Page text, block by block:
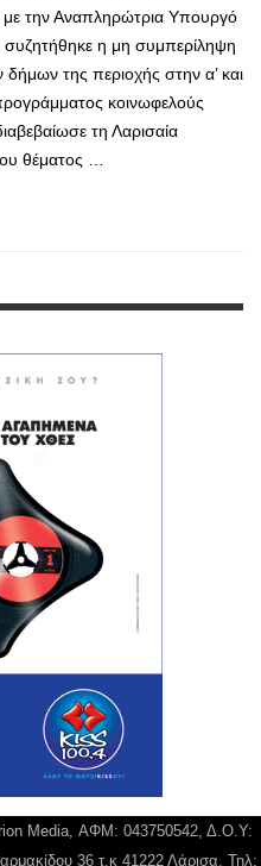
την Αναπληρώτρια Υπουργό
η μη συμπερίληψη
της περιοχής στην α’ και
κοινωφελούς
τη Λαρισαία
θέματος …
Media, ΑΦΜ: 043750542, Δ.Ο.Υ:
36 τ.κ 41222 Λάρισα, Τηλ: